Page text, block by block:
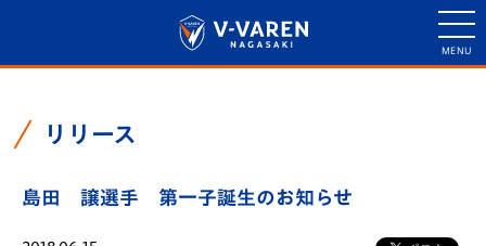
リリース
島田 譲選手 第一子誕生のお知らせ